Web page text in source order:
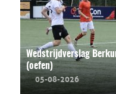
Wedstrijdverslag
(oefen)
05-08-2026